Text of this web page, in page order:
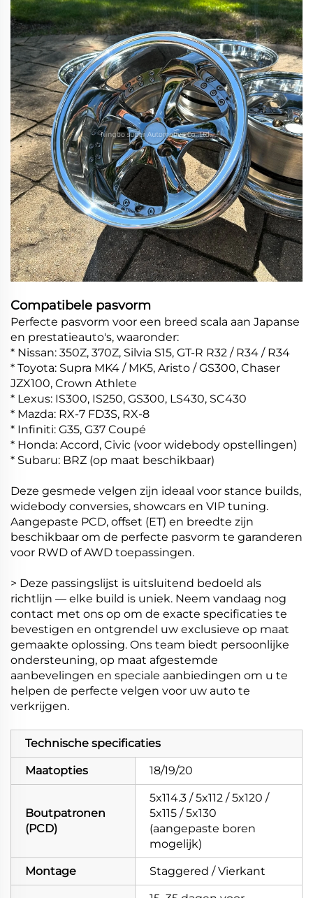
Compatibele pasvorm
Perfecte pasvorm voor een breed scala aan Japanse
en prestatieauto's, waaronder:
* Nissan: 350Z, 370Z, Silvia S15, GT-R R32 / R34 / R34
* Toyota: Supra MK4 / MK5, Aristo / GS300, Chaser
JZX100, Crown Athlete
* Lexus: IS300, IS250, GS300, LS430, SC430
* Mazda: RX-7 FD3S, RX-8
* Infiniti: G35, G37 Coupé
* Honda: Accord, Civic (voor widebody opstellingen)
* Subaru: BRZ (op maat beschikbaar)
Deze gesmede velgen zijn ideaal voor stance builds,
widebody conversies, showcars en VIP tuning.
Aangepaste PCD, offset (ET) en breedte zijn
beschikbaar om de perfecte pasvorm te garanderen
voor RWD of AWD toepassingen.
> Deze passingslijst is uitsluitend bedoeld als
richtlijn — elke build is uniek. Neem vandaag nog
contact met ons op om de exacte specificaties te
bevestigen en ontgrendel uw exclusieve op maat
gemaakte oplossing. Ons team biedt persoonlijke
ondersteuning, op maat afgestemde
aanbevelingen en speciale aanbiedingen om u te
helpen de perfecte velgen voor uw auto te
verkrijgen.
Technische specificaties
Maatopties 18/19/20
Boutpatronen
(PCD)
5x114.3 / 5x112 / 5x120 /
5x115 / 5x130
(aangepaste boren
mogelijk)
Montage Staggered / Vierkant